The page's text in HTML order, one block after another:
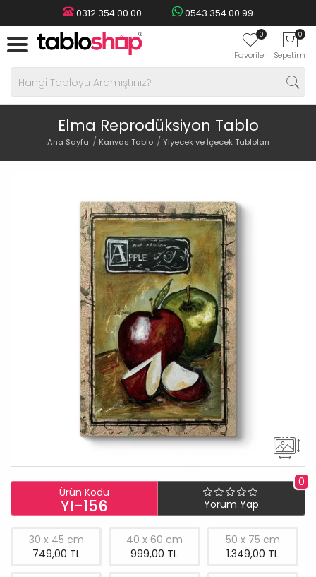
0312 354 00 00 0543 354 00 99
0
Favoriler
0
Sepetim
Elma Reprodüksiyon Tablo
Ana Sayfa Kanvas Tablo Yiyecek ve İçecek Tabloları
Ürün Kodu
YI-156
0
Yorum Yap
30 x 45 cm
749,00 TL
40 x 60 cm
999,00 TL
50 x 75 cm
1.349,00 TL